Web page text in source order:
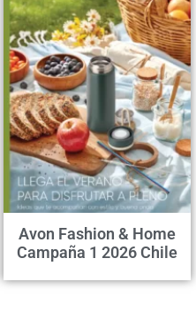
Avon Fashion & Home
Campaña 1 2026 Chile